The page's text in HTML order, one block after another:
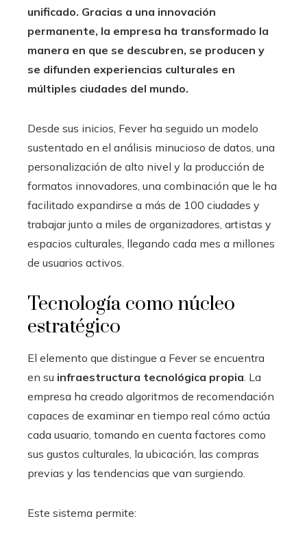
unificado. Gracias a una innovación
permanente, la empresa ha transformado la
manera en que se descubren, se producen y
se difunden experiencias culturales en
múltiples ciudades del mundo.
Desde sus inicios, Fever ha seguido un modelo
sustentado en el análisis minucioso de datos, una
personalización de alto nivel y la producción de
formatos innovadores, una combinación que le ha
facilitado expandirse a más de 100 ciudades y
trabajar junto a miles de organizadores, artistas y
espacios culturales, llegando cada mes a millones
de usuarios activos.
Tecnología como núcleo
estratégico
El elemento que distingue a Fever se encuentra
en su infraestructura tecnológica propia. La
empresa ha creado algoritmos de recomendación
capaces de examinar en tiempo real cómo actúa
cada usuario, tomando en cuenta factores como
sus gustos culturales, la ubicación, las compras
previas y las tendencias que van surgiendo.
Este sistema permite: